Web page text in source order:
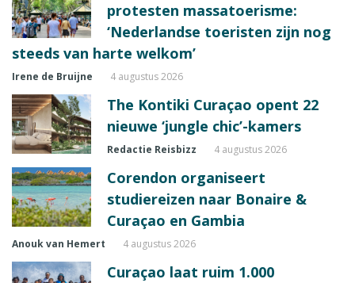
protesten massatoerisme:
‘Nederlandse toeristen zijn nog
steeds van harte welkom’
Irene de Bruijne 4 augustus 2026
The Kontiki Curaçao opent 22
nieuwe ‘jungle chic’-kamers
Redactie Reisbizz 4 augustus 2026
Corendon organiseert
studiereizen naar Bonaire &
Curaçao en Gambia
Anouk van Hemert 4 augustus 2026
Curaçao laat ruim 1.000